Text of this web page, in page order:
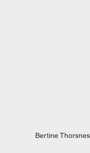
Bertine